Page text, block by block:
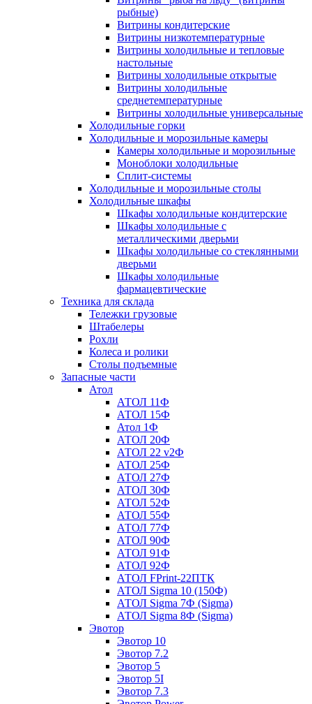
рыбные)
Витрины кондитерские
Витрины низкотемпературные
Витрины холодильные и тепловые
настольные
Витрины холодильные открытые
Витрины холодильные
среднетемпературные
Витрины холодильные универсальные
Холодильные горки
Холодильные и морозильные камеры
Камеры холодильные и морозильные
Моноблоки холодильные
Сплит-системы
Холодильные и морозильные столы
Холодильные шкафы
Шкафы холодильные кондитерские
Шкафы холодильные с
металлическими дверьми
Шкафы холодильные со стеклянными
дверьми
Шкафы холодильные
фармацевтические
Техника для склада
Тележки грузовые
Штабелеры
Рохли
Колеса и ролики
Столы подъемные
Запасные части
Атол
АТОЛ 11Ф
АТОЛ 15Ф
Атол 1Ф
АТОЛ 20Ф
АТОЛ 22 v2Ф
АТОЛ 25Ф
АТОЛ 27Ф
АТОЛ 30Ф
АТОЛ 52Ф
АТОЛ 55Ф
АТОЛ 77Ф
АТОЛ 90Ф
АТОЛ 91Ф
АТОЛ 92Ф
АТОЛ FPrint-22ПТК
АТОЛ Sigma 10 (150Ф)
АТОЛ Sigma 7Ф (Sigma)
АТОЛ Sigma 8Ф (Sigma)
Эвотор
Эвотор 10
Эвотор 7.2
Эвотор 5
Эвотор 5I
Эвотор 7.3